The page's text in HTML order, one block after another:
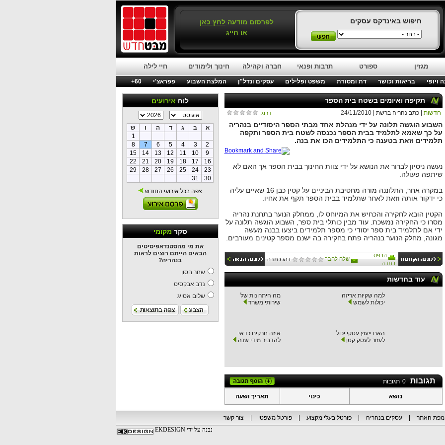
חיפוש באינדקס עסקים לפרסום מודעהלחץ כאן
או חייג
מגזין ספורט תרבות ופנאי חברה וקהילה חינוך ולימודים חיי לילה
ויופי בריאות וכושר דת ומסורת משפט ופלילים עסקים ונדל"ן המלצת השבוע פפראצ'י
60+
לוחאירועים
א ב ג ד ה ו
ש
1
2
3
4
5
6
7
8
9
10
11
12
13
14
15
16
17
18
19
20
21
22
23
24
25
26
27
28
29
30
31
צפה בכל אירועי החודש
סקרמקומי
את מי מהסטנדאפיסיטים
הבאים הייתם רוצים לראות
בנהריה?
שחר חסון
נדב אבקסיס
שלום אסייג
תקיפה ואיומים בשטח בית הספר
דרוג: חדשות | כתב נהריה ברשת | 24/11/2010
השבוע הוגשה תלונה על ידי מנהלת אחד מבתי הספר היסודיים בנהריה
על כך שאמא לתלמיד בבית הספר נכנסה לשטח בית הספר ותקפה
תלמידים וזאת בטענה כי התלמידים הכו את בנה.
נעשה ניסיון לברור את הנושא על ידי צוות החינוך בבית הספר אך האם לא
שיתפה פעולה.
במקרה אחר, התלוננה מורה מחטיבת הביניים על קטין כבן 16 שאיים עליה
כי ידקור אותה וזאת לאחר שתלמיד בבית הספר תקף את אחיו.
הקטין הובא לחקירה והכחיש את המיוחס לו, ממחלק הנוער בתחנת נהריה
מסרו כי החקירה נמשכת. עוד מבין כותלי בית ספר, השבוע הוגשה תלונה על
ידי אם לתלמיד בית ספר יסודי כי מספר תלמידים ביצעו בבנה מעשה
מגונה, מחלק הנוער בנהריה פתח בחקירה בה ישנם מספר קטינים מעורבים.
הדפס
כתבה
שלח לחבר דרג כתבה
עוד בחדשות
למה שקיות אריזה
יכולות לשמש
מה היתרונות של
שירותי משרד
האם ייעוץ עסקי יכול
לעזור לעסק קטן
איזה חרקים כדאי
להדביר מידי שנה
תגובות 0 תגובות
נושא כינוי תאריך ושעה
מפת האתר עסקים בנהריה פורטל בעלי מקצוע פורטל משפטי
צור קשר
נבנה על ידי EKDESIGN